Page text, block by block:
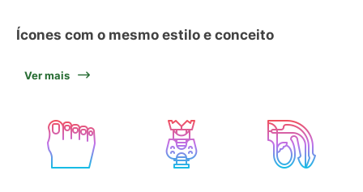
Ícones com o mesmo estilo e conceito
Ver mais